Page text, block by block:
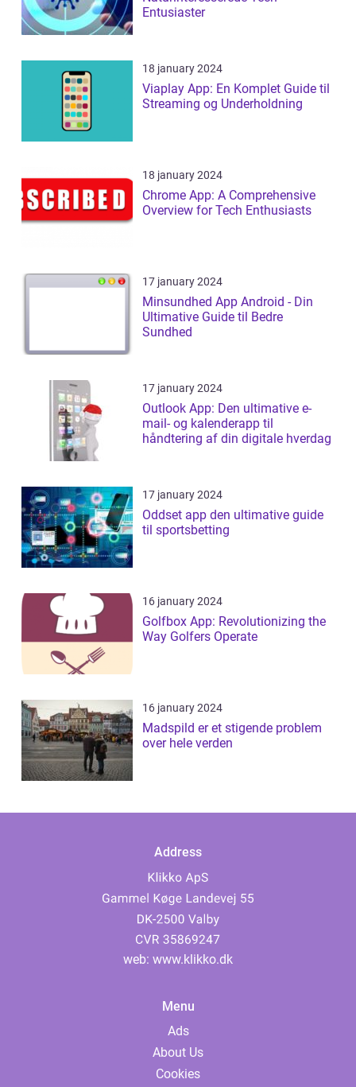
Entusiaster
18 january 2024
Viaplay App: En Komplet Guide til
Streaming og Underholdning
18 january 2024
Chrome App: A Comprehensive
Overview for Tech Enthusiasts
17 january 2024
Minsundhed App Android - Din
Ultimative Guide til Bedre
Sundhed
17 january 2024
Outlook App: Den ultimative e-
mail- og kalenderapp til
håndtering af din digitale hverdag
17 january 2024
Oddset app den ultimative guide
til sportsbetting
16 january 2024
Golfbox App: Revolutionizing the
Way Golfers Operate
16 january 2024
Madspild er et stigende problem
over hele verden
Address
web: www.klikko.dk
Menu
Ads
About Us
Cookies